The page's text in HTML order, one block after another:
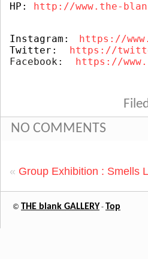
HP: http://www.the-
Instagram:
https://
Twitter: https://
Facebook: https://
NO COMMENTS
« Group Exhibition : Smells
© THE blank GALLERY - Top